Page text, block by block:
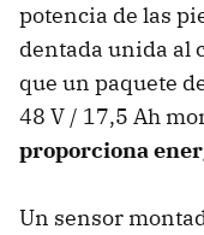
potencia de las
dentada unida al
que un paquete
48 V / 17,5 Ah
proporciona
Un sensor